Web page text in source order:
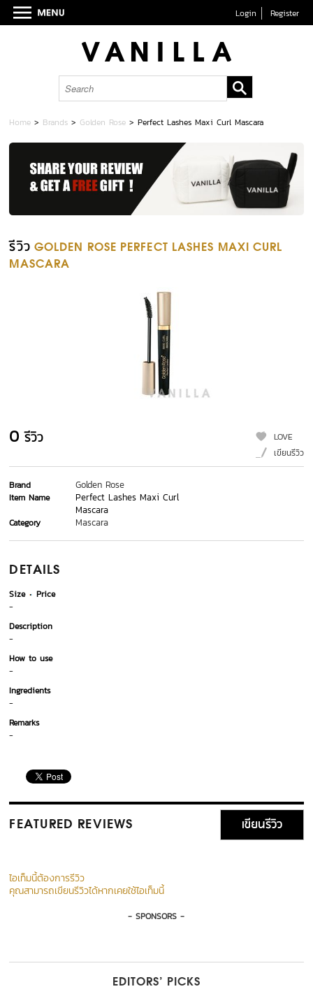
Login Register
Home > Brands > Golden Rose >Perfect Lashes Maxi Curl Mascara
รีวิว GOLDEN ROSE PERFECT LASHES MAXI CURL
MASCARA
0 รีวิว
LOVE
เขียนรีวิว
Brand Golden Rose
Item Name
Perfect Lashes Maxi Curl
Mascara
Category Mascara
DETAILS
Size
Price
-
Description
-
How to use
-
Ingredients
-
Remarks
-
FEATURED REVIEWS เขียนรีวิว
ไอเท็มนี้ต้องการรีวิว
คุณสามารถเขียนรีวิวได้หากเคยใช้ไอเท็มนี้
- SPONSORS -
EDITORS’ PICKS